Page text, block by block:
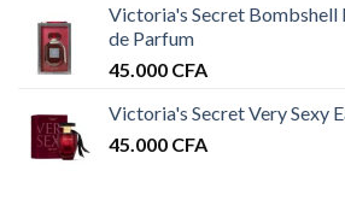
Victoria's Secret
de Parfum
45.000 CFA
Victoria's Secret Very Sexy
45.000 CFA